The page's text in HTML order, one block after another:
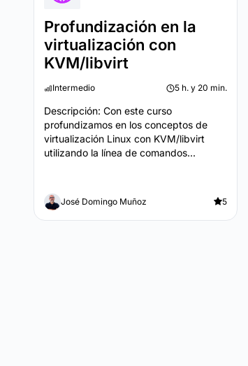
Profundización en la
virtualización con
KVM/libvirt
Intermedio 5 h. y 20 min.
Descripción: Con este curso
profundizamos en los conceptos de
virtualización Linux con KVM/libvirt
utilizando la línea de comandos...
José Domingo Muñoz 5